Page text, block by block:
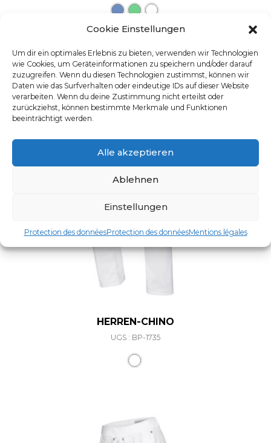
Cookie Einstellungen
Um dir ein optimales Erlebnis zu bieten, verwenden wir Technologien
wie Cookies, um Geräteinformationen zu speichern und/oder darauf
zuzugreifen. Wenn du diesen Technologien zustimmst, können wir
Daten wie das Surfverhalten oder eindeutige IDs auf dieser Website
verarbeiten. Wenn du deine Zustimmung nicht erteilst oder
zurückziehst, können bestimmte Merkmale und Funktionen
beeinträchtigt werden.
Alle akzeptieren
Ablehnen
Einstellungen
Protection des donnéesProtection des donnéesMentions légales
HERREN-CHINO
UGS : BP-1735